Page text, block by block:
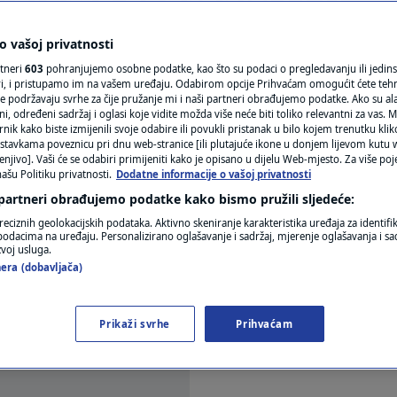
N1(DIS)INFO
FOTO
VIDEO
o načinima bolje zaštite mladih na
Iako je malo vjerojatno da će svi
tehnologiju kada je riječ o djeci.Pročitaj više
vašoj privatnosti
603 pohranjujemo osobne podatke, kao što su podaci o pregledavanju ili
i pristupamo im na vašem uređaju. Odabirom opcije Prihvaćam omogućit ćete
podržavaju svrhe za čije pružanje mi i naši partneri obrađujemo podatke. Ako su
određeni sadržaj i oglasi koje vidite možda više neće biti toliko relevantni za vas.
kako biste izmijenili svoje odabire ili povukli pristanak u bilo kojem trenutku
poveznicu pri dnu web-stranice [ili plutajuće ikone u donjem lijevom kutu
Vaši će se odabiri primijeniti kako je opisano u dijelu Web-mjesto. Za više
Politiku privatnosti. Dodatne informacije o vašoj privatnosti
obrađujemo podatke kako bismo pružili sljedeće:
geolokacijskih podataka. Aktivno skeniranje karakteristika uređaja za
na uređaju. Personalizirano oglašavanje i sadržaj, mjerenje oglašavanja i
usluga.
(dobavljača)
Prikaži svrhe Prihvaćam